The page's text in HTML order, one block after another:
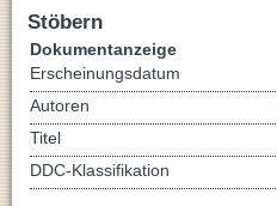
Stöbern
Dokumentanzeige
Erscheinungsdatum
Autoren
Titel
DDC-Klassifikation